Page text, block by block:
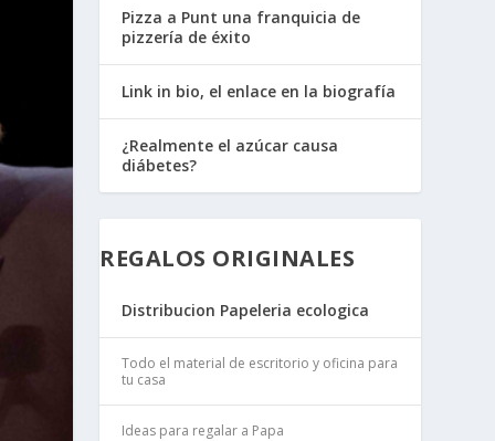
Pizza a Punt una franquicia de
pizzería de éxito
Link in bio, el enlace en la biografía
¿Realmente el azúcar causa
diábetes?
REGALOS ORIGINALES
Distribucion Papeleria ecologica
Todo el material de escritorio y oficina para
tu casa
Ideas para regalar a Papa